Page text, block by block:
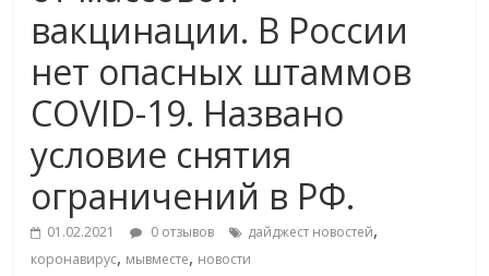
вакцинации. В России
нет опасных штаммов
COVID-19. Названо
условие снятия
ограничений в РФ.
01.02.2021 0 отзывов дайджест новостей,
коронавирус, мывместе, новости